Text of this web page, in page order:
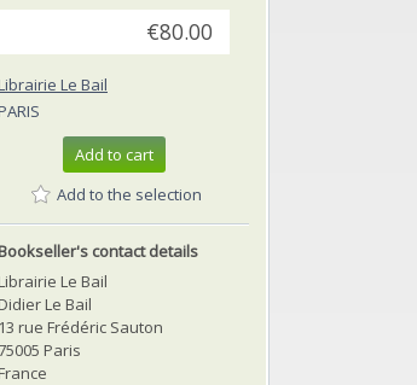
€80.00
Le Bail
Add to cart
Add to the selection
Bookseller's contact details
Librairie Le Bail
Didier Le Bail
13 rue Frédéric Sauton
Paris
France